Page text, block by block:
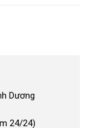
Dương
24/24)